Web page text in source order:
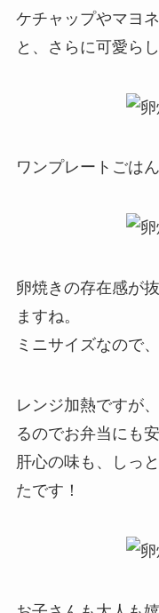
ケチャップやマヨ
と、さらに可愛ら
ワンプレートごは
卵焼きの存在感が
ますね。
ミニサイズなので
レンジ加熱ですが
るのでお弁当にも安
肝心の味も、しっ
たです！